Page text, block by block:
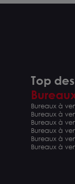
Top
Bureaux à
Bureaux à
Bureaux à
Bureaux à
Bureaux à
Bureaux à